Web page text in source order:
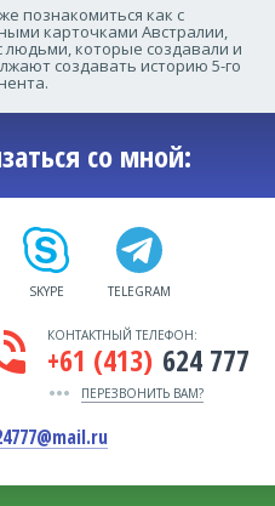
познакомиться как с
карточками Австралии,
людьми, которые создавали и
создавать историю 5-го
со мной:
SKYPE TELEGRAM
КОНТАКТНЫЙ ТЕЛЕФОН:
+61 (413) 624 777
more_horiz ПЕРЕЗВОНИТЬ ВАМ?